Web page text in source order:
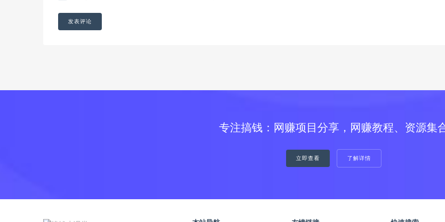
专注搞钱：网赚项目分享，网赚教程、资源集
立即查看 了解详情